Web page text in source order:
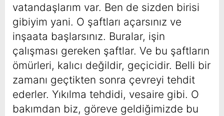
vatandaşlarım var. Ben de sizden birisi
gibiyim yani. O şaftları açarsınız ve
inşaata başlarsınız. Buralar, işin
çalışması gereken şaftlar. Ve bu şaftların
ömürleri, kalıcı değildir, geçicidir. Belli bir
zamanı geçtikten sonra çevreyi tehdit
ederler. Yıkılma tehdidi, vesaire gibi. O
bakımdan biz, göreve geldiğimizde bu